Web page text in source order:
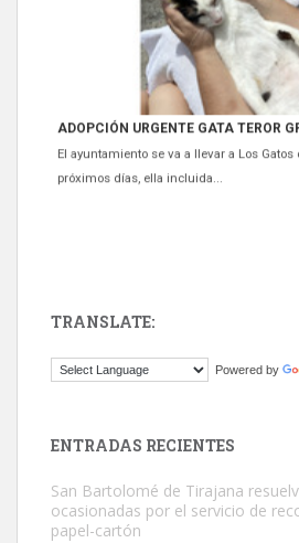
ADOPCIÓN URGENTE GATA TEROR
El ayuntamiento se va a llevar a Los Gatos
próximos días, ella incluida...
Leales.org » Gran Canaria
Este gato macho ha aparecido en la calle
TRANSLATE:
Powered by
ENTRADAS RECIENTES
San Bartolomé de Tirajana
ocasionadas por el servicio de
papel-cartón